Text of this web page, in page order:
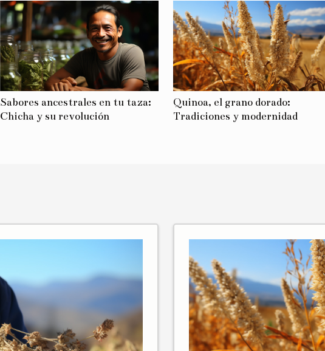
Sabores ancestrales en tu taza:
Chicha y su revolución
Quinoa, el grano dorado:
Tradiciones y modernidad